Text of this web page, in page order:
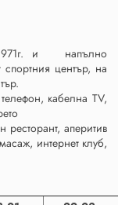
и напълно
център, на
кабелна TV,
ресторант, аперитив
интернет клуб,